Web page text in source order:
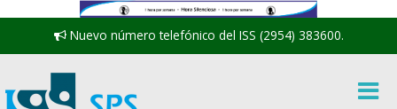
Nuevo número telefónico del ISS (2954) 383600.